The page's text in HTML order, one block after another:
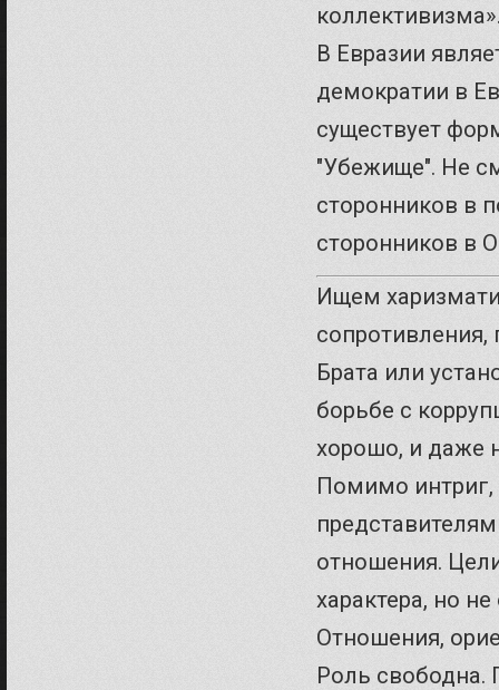
В Евразии
демократии в
существует
"Убежище". Не
сторонников в
сторонников в
Ищем
Брата или
борьбе с
хорошо, и даже
Помимо интриг,
отношения.
характера, но
Отношения,
Роль свободна.